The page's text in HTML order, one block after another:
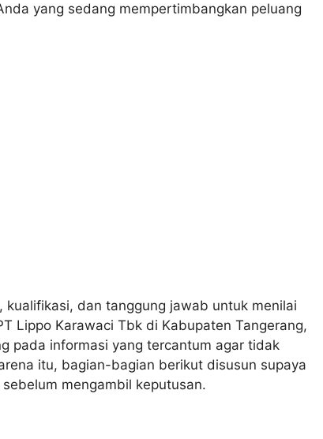
yang sedang mempertimbangkan peluang
dan tanggung jawab untuk menilai
Lippo Karawaci Tbk di Kabupaten Tangerang,
pada informasi yang tercantum agar tidak
itu, bagian-bagian berikut disusun supaya
mengambil keputusan.